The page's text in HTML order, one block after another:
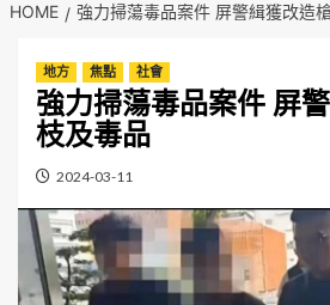
HOME 強力掃蕩毒品案件 屏警緝獲改造
地方 焦點 社會
強力掃蕩毒品案件 屏
枝及毒品
2024-03-11